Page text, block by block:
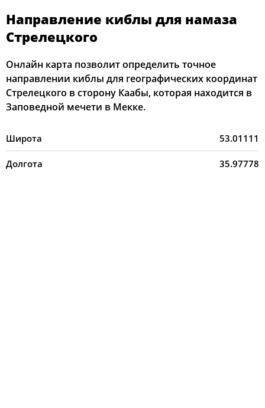
Направление киблы для намаза
Стрелецкого
Онлайн карта позволит определить точное
направлении киблы для географических координат
Стрелецкого в сторону Каабы, которая находится в
Заповедной мечети в Мекке.
Широта 53.01111
Долгота 35.97778